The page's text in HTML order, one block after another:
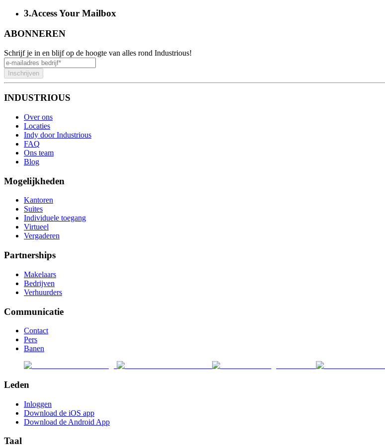
3.Access Your Mailbox
ABONNEREN
Schrijf je in en blijf op de hoogte van alles rond Industrious!
Inschrijven
INDUSTRIOUS
Over ons
Locaties
Indy door Industrious
FAQ
Ons team
Blog
Mogelijkheden
Kantoren
Suites
Individuele toegang
Virtueel
Vergaderen
Partnerships
Makelaars
Bedrijven
Verhuurders
Communicatie
Contact
Pers
Banen
Leden
Inloggen
Download de iOS app
Download de Android App
Taal